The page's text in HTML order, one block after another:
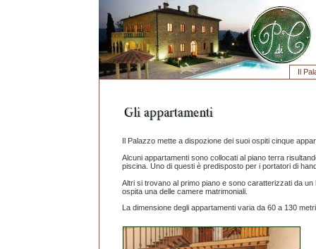
Il
Il Palazzo mette a dispozione dei suoi ospiti cinque
Alcuni appartamenti sono collocati al piano terra
piscina. Uno di questi è predisposto per i portatori di
Altri si trovano al primo piano e sono caratterizzati da
ospita una delle camere matrimoniali.
La dimensione degli appartamenti varia da 60 a 130